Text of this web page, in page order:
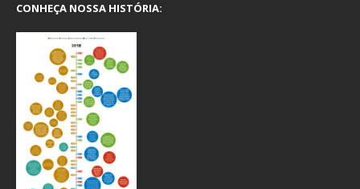
CONHEÇA NOSSA HISTÓRIA: